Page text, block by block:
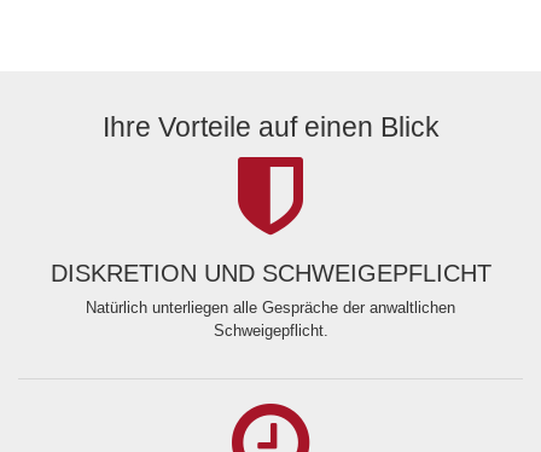
Ihre Vorteile auf einen Blick
DISKRETION UND SCHWEIGEPFLICHT
Natürlich unterliegen alle Gespräche der anwaltlichen
Schweigepflicht.